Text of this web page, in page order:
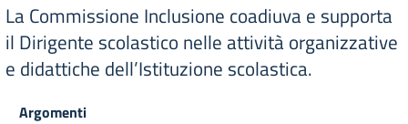
La Commissione Inclusione coadiuva e supporta
il Dirigente scolastico nelle attività organizzative
e didattiche dell’Istituzione scolastica.
Argomenti